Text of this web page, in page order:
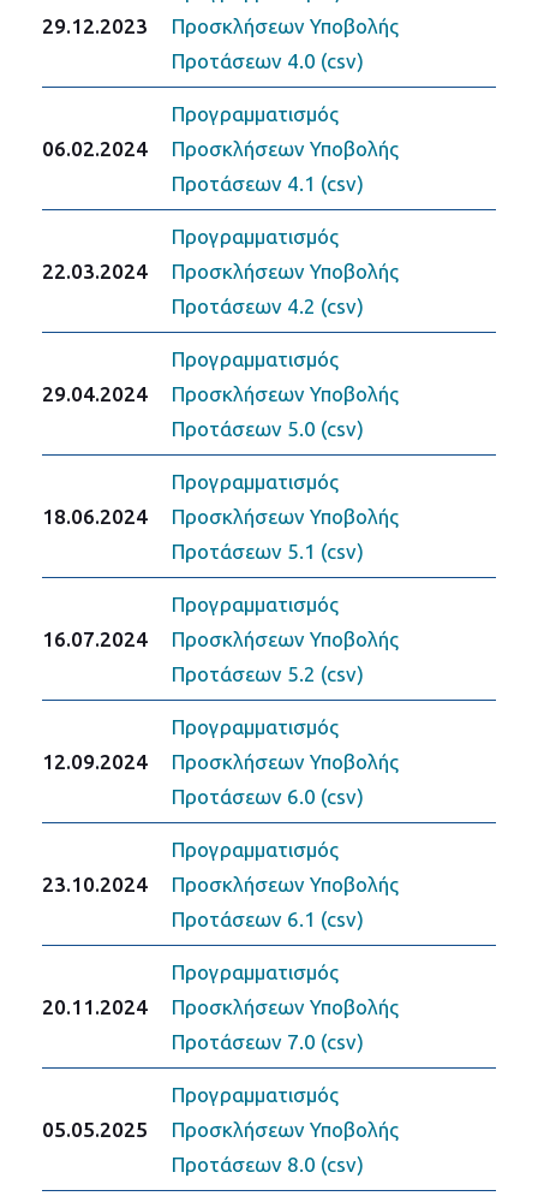
29.12.2023
Προσκλήσεων Υποβολής
Προτάσεων 4.0 (csv)
06.02.2024
Προγραμματισμός
Προσκλήσεων Υποβολής
Προτάσεων 4.1 (csv)
22.03.2024
Προγραμματισμός
Προσκλήσεων Υποβολής
Προτάσεων 4.2 (csv)
29.04.2024
Προγραμματισμός
Προσκλήσεων Υποβολής
Προτάσεων 5.0 (csv)
18.06.2024
Προγραμματισμός
Προσκλήσεων Υποβολής
Προτάσεων 5.1 (csv)
16.07.2024
Προγραμματισμός
Προσκλήσεων Υποβολής
Προτάσεων 5.2 (csv)
12.09.2024
Προγραμματισμός
Προσκλήσεων Υποβολής
Προτάσεων 6.0 (csv)
23.10.2024
Προγραμματισμός
Προσκλήσεων Υποβολής
Προτάσεων 6.1 (csv)
20.11.2024
Προγραμματισμός
Προσκλήσεων Υποβολής
Προτάσεων 7.0 (csv)
05.05.2025
Προγραμματισμός
Προσκλήσεων Υποβολής
Προτάσεων 8.0 (csv)